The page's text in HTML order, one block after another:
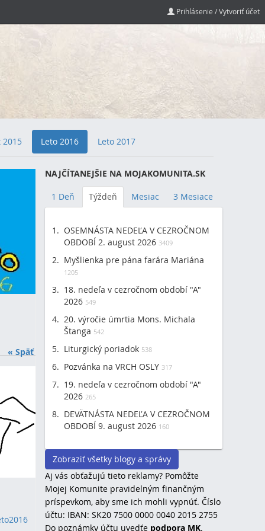
Prihlásenie / Vytvoriť účet
2015 Leto 2016 Leto 2017
« Späť
NAJČÍTANEJŠIE NA MOJAKOMUNITA.SK
1 Deň Týždeň Mesiac 3 Mesiace
OSEMNÁSTA NEDEĽA V CEZROČNOM
OBDOBÍ 2. august 2026 3409
Myšlienka pre pána farára Mariána
1205
18. nedeľa v cezročnom období "A"
2026 549
20. výročie úmrtia Mons. Michala
Štanga 542
Liturgický poriadok 538
Pozvánka na VRCH OSLY 317
19. nedeľa v cezročnom období "A"
2026 265
DEVÄTNÁSTA NEDEĽA V CEZROČNOM
OBDOBÍ 9. august 2026 160
Zobraziť všetky blogy a správy
Aj vás obťažujú tieto reklamy? Pomôžte
Mojej Komunite pravidelným finančným
príspevkom, aby sme ich mohli vypnúť. Číslo
účtu: IBAN: SK20 7500 0000 0040 2015 2755
Do poznámky účtu uvedťe podpora MK.